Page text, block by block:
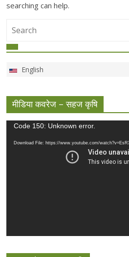
searching can help.
English
मीडिया कवरेज – सहज कृषि
Video
Code 150: Unknown error.
Download File: https://www.youtube.com/